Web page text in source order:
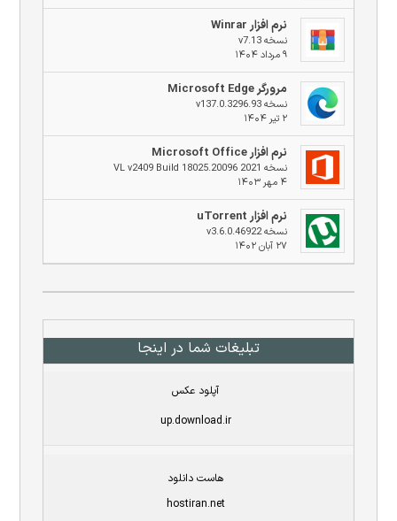
نرم افزار Winrar
نسخه v7.13
۹ مرداد ۱۴۰۴
مرورگر Microsoft Edge
نسخه v137.0.3296.93
۲ تیر ۱۴۰۴
نرم افزار Microsoft Office
نسخه 2021 VL v2409 Build 18025.20096
۴ مهر ۱۴۰۳
نرم افزار uTorrent
نسخه v3.6.0.46922
۲۷ آبان ۱۴۰۲
تبلیغات شما در اینجا
آپلود عکس
up.download.ir
هاست دانلود
hostiran.net